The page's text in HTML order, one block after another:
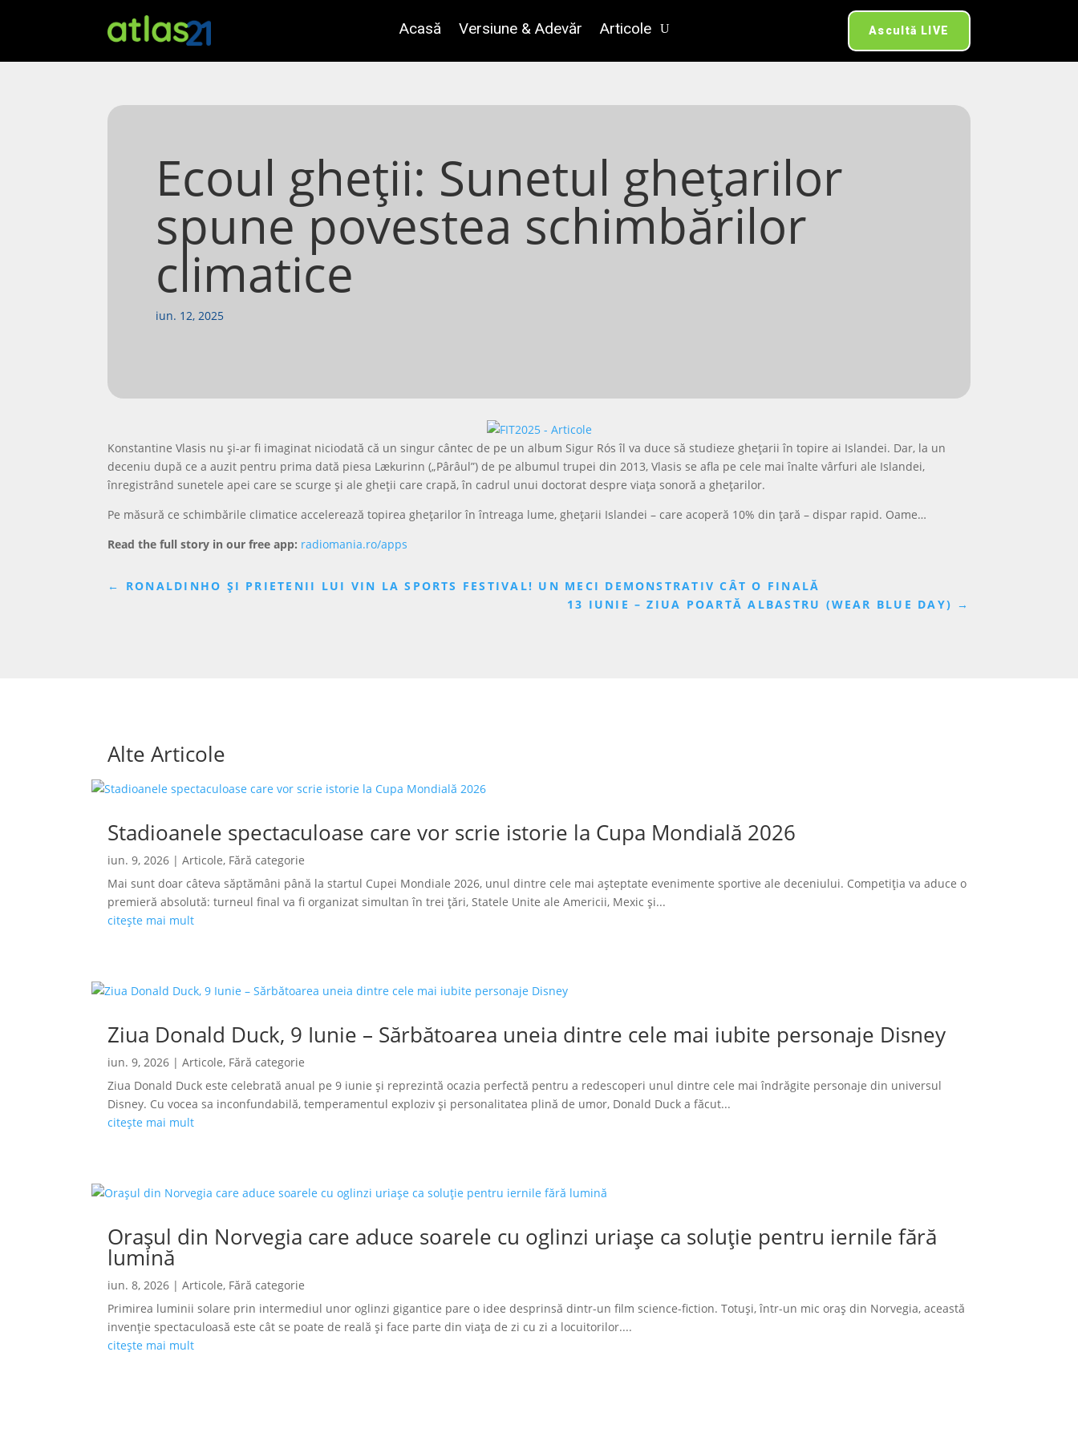
Acasă Versiune & Adevăr Articole Ascultă LIVE
Ecoul gheții: Sunetul ghețarilor
spune povestea schimbărilor
climatice
iun. 12, 2025
Konstantine Vlasis nu și-ar fi imaginat niciodată că un singur cântec de pe un album Sigur Rós îl va duce să studieze ghețarii în topire ai Islandei. Dar, la un
deceniu după ce a auzit pentru prima dată piesa Lækurinn („Pârâul”) de pe albumul trupei din 2013, Vlasis se afla pe cele mai înalte vârfuri ale Islandei,
înregistrând sunetele apei care se scurge și ale gheții care crapă, în cadrul unui doctorat despre viața sonoră a ghețarilor.
Pe măsură ce schimbările climatice accelerează topirea ghețarilor în întreaga lume, ghețarii Islandei – care acoperă 10% din țară – dispar rapid. Oame…
Read the full story in our free app: radiomania.ro/apps
← RONALDINHO ȘI PRIETENII LUI VIN LA SPORTS FESTIVAL! UN MECI DEMONSTRATIV CÂT O FINALĂ
13 IUNIE – ZIUA POARTĂ ALBASTRU (WEAR BLUE DAY) →
Alte Articole
Stadioanele spectaculoase care vor scrie istorie la Cupa Mondială 2026
iun. 9, 2026 |Articole, Fără categorie
Mai sunt doar câteva săptămâni până la startul Cupei Mondiale 2026, unul dintre cele mai așteptate evenimente sportive ale deceniului. Competiția va aduce o
premieră absolută: turneul final va fi organizat simultan în trei țări, Statele Unite ale Americii, Mexic și...
citește mai mult
Ziua Donald Duck, 9 Iunie – Sărbătoarea uneia dintre cele mai iubite personaje Disney
iun. 9, 2026 |Articole, Fără categorie
Ziua Donald Duck este celebrată anual pe 9 iunie și reprezintă ocazia perfectă pentru a redescoperi unul dintre cele mai îndrăgite personaje din universul
Disney. Cu vocea sa inconfundabilă, temperamentul exploziv și personalitatea plină de umor, Donald Duck a făcut...
citește mai mult
Orașul din Norvegia care aduce soarele cu oglinzi uriașe ca soluție pentru iernile fără
lumină
iun. 8, 2026 |Articole, Fără categorie
Primirea luminii solare prin intermediul unor oglinzi gigantice pare o idee desprinsă dintr-un film science-fiction. Totuși, într-un mic oraș din Norvegia, această
invenție spectaculoasă este cât se poate de reală și face parte din viața de zi cu zi a locuitorilor....
citește mai mult